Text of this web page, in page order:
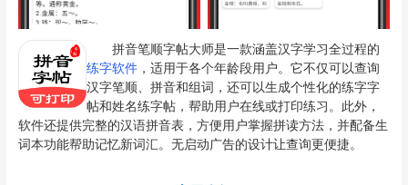
拼音笔顺字帖大师是一款涵盖汉字学习全过程的
练字软件，适用于各个年龄段用户。它不仅可以查询
汉字笔顺、拼音和组词，还可以生成个性化的练字字
帖和姓名练字帖，帮助用户在线或打印练习。此外，
软件还提供完整的汉语拼音表，方便用户掌握拼读方法，并配备生
词本功能帮助记忆新词汇。无启动广告的设计让查询更便捷。